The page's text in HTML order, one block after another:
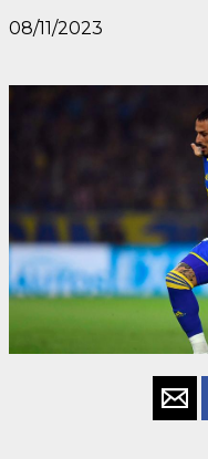
08/11/2023